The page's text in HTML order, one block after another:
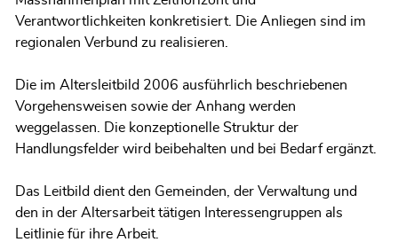
Verantwortlichkeiten konkretisiert. Die Anliegen sind im
regionalen Verbund zu realisieren.
Die im Altersleitbild 2006 ausführlich beschriebenen
Vorgehensweisen sowie der Anhang werden
weggelassen. Die konzeptionelle Struktur der
Handlungsfelder wird beibehalten und bei Bedarf ergänzt.
Das Leitbild dient den Gemeinden, der Verwaltung und
den in der Altersarbeit tätigen Interessengruppen als
Leitlinie für ihre Arbeit.